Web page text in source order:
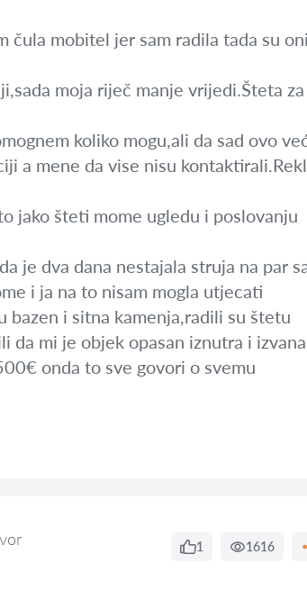
čula mobitel jer sam radila tada su
moja riječ manje vrijedi.Šteta
koliko mogu,ali da sad ovo
a mene da vise nisu
jako šteti mome ugledu i poslovanju
je dva dana nestajala struja na par
i ja na to nisam mogla utjecati
bazen i sitna kamenja,radili su štetu
da mi je objek opasan iznutra i
onda to sve govori o svemu
1 1616